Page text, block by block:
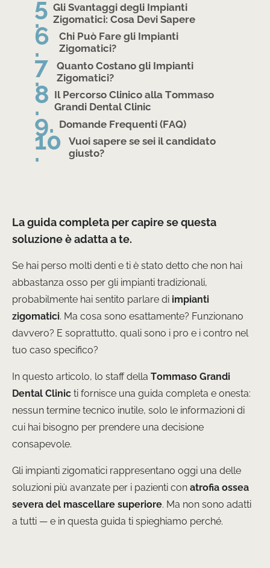
Gli Svantaggi degli Impianti
Zigomatici: Cosa Devi Sapere
Chi Può Fare gli Impianti
Zigomatici?
Quanto Costano gli Impianti
Zigomatici?
Il Percorso Clinico alla Tommaso
Grandi Dental Clinic
Domande Frequenti (FAQ)
Vuoi sapere se sei il candidato
giusto?
La guida completa per capire se questa
soluzione è adatta a te.
Se hai perso molti denti e ti è stato detto che non hai
abbastanza osso per gli impianti tradizionali,
probabilmente hai sentito parlare di impianti
zigomatici. Ma cosa sono esattamente? Funzionano
davvero? E soprattutto, quali sono i pro e i contro nel
tuo caso specifico?
In questo articolo, lo staff della Tommaso Grandi
Dental Clinic ti fornisce una guida completa e onesta:
nessun termine tecnico inutile, solo le informazioni di
cui hai bisogno per prendere una decisione
consapevole.
Gli impianti zigomatici rappresentano oggi una delle
soluzioni più avanzate per i pazienti con atrofia ossea
severa del mascellare superiore. Ma non sono adatti
a tutti — e in questa guida ti spieghiamo perché.